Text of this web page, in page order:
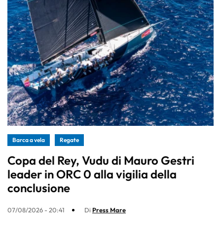
Barca a vela Regate
Copa del Rey, Vudu di Mauro Gestri
leader in ORC 0 alla vigilia della
conclusione
07/08/2026 - 20:41 Di Press Mare